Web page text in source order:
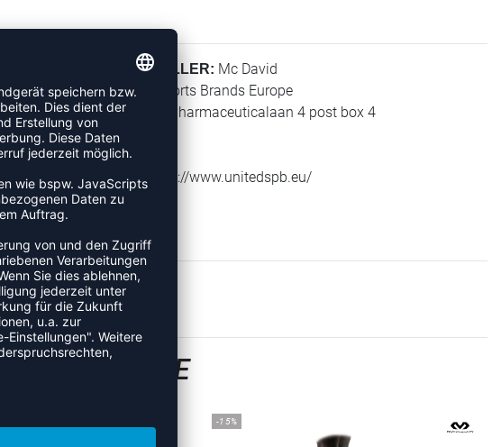
das
•
HERSTELLER: Mc David
United Sports Brands Europe
Janssen-Pharmaceuticalaan 4 post box 4
2440 Geel
Belgium
Web: https://www.unitedspb.eu/
-15%